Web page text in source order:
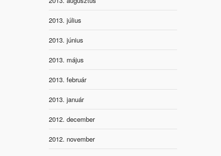
2013. július
2013. június
2013. május
2013. február
2013. január
2012. december
2012. november